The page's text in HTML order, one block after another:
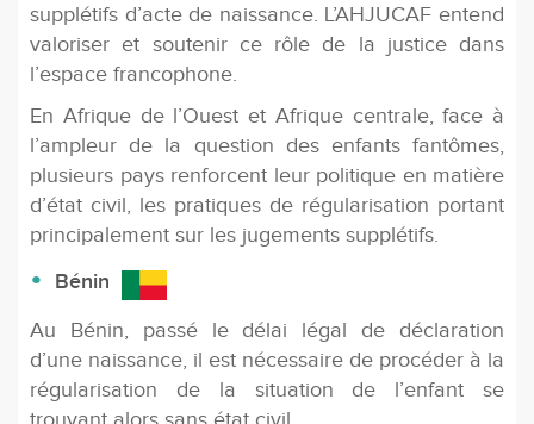
supplétifs d’acte de naissance. L’AHJUCAF entend
valoriser et soutenir ce rôle de la justice dans
l’espace francophone.
En Afrique de l’Ouest et Afrique centrale, face à
l’ampleur de la question des enfants fantômes,
plusieurs pays renforcent leur politique en matière
d’état civil, les pratiques de régularisation portant
principalement sur les jugements supplétifs.
Bénin
Au Bénin, passé le délai légal de déclaration
d’une naissance, il est nécessaire de procéder à la
régularisation de la situation de l’enfant se